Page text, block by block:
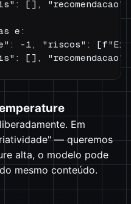
[],
e:
-1, "riscos":
Em
— queremos
alta, o modelo pode
mesmo conteúdo.